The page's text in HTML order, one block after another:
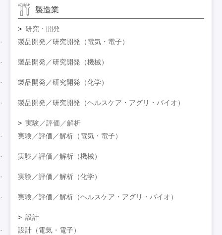
製造業
研究・開発
製品開発／研究開発（電気・電子）
製品開発／研究開発（機械）
製品開発／研究開発（化学）
製品開発／研究開発（ヘルスケア・アグリ・バイオ）
実験／評価／解析
実験／評価／解析（電気・電子）
実験／評価／解析（機械）
実験／評価／解析（化学）
実験／評価／解析（ヘルスケア・アグリ・バイオ）
設計
設計（電気・電子）